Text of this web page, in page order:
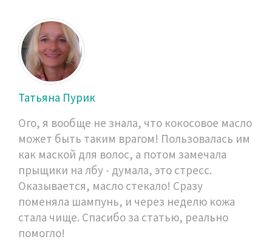
Татьяна Пурик
Ого, я вообще не знала, что кокосовое масло
может быть таким врагом! Пользовалась им
как маской для волос, а потом замечала
прыщики на лбу - думала, это стресс.
Оказывается, масло стекало! Сразу
поменяла шампунь, и через неделю кожа
стала чище. Спасибо за статью, реально
помогло!